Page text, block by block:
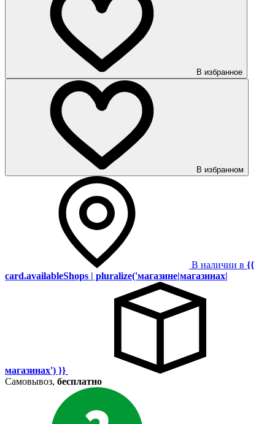
В избранное
В избранном
В наличии в {{
card.availableShops | pluralize('магазине|магазинах|
магазинах') }}
Самовывоз, бесплатно